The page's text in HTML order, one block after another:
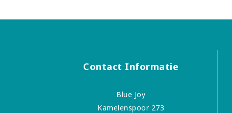
Contact Informatie
Blue Joy
Kamelenspoor 273